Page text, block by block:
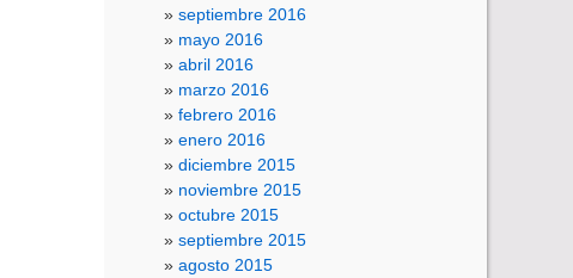
septiembre 2016
mayo 2016
abril 2016
marzo 2016
febrero 2016
enero 2016
diciembre 2015
noviembre 2015
octubre 2015
septiembre 2015
agosto 2015